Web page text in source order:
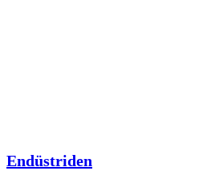
Endüstriden